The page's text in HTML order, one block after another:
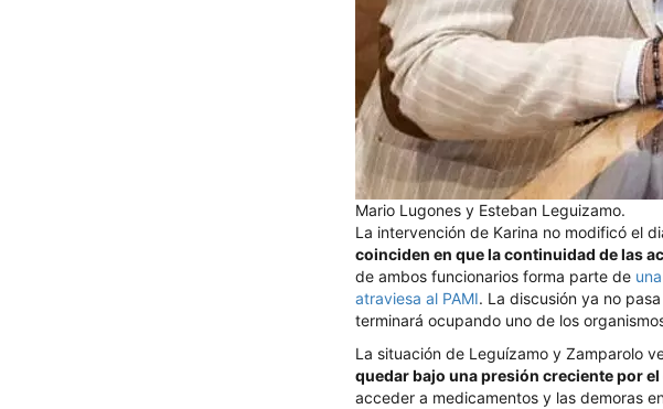
Mario Lugones y Esteban Leguizamo.
La intervención de Karina no modificó el
coinciden en que la continuidad de las
de ambos funcionarios forma parte de
atraviesa al PAMI. La discusión ya no
terminará ocupando uno de los
La situación de Leguízamo y Zamparolo
quedar bajo una presión creciente por
acceder a medicamentos y las demoras